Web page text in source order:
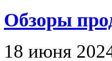
Обзоры
18 июня